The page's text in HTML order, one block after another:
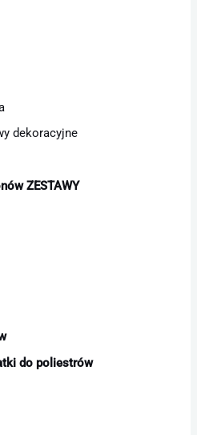
dekoracyjne
ZESTAWY
do poliestrów